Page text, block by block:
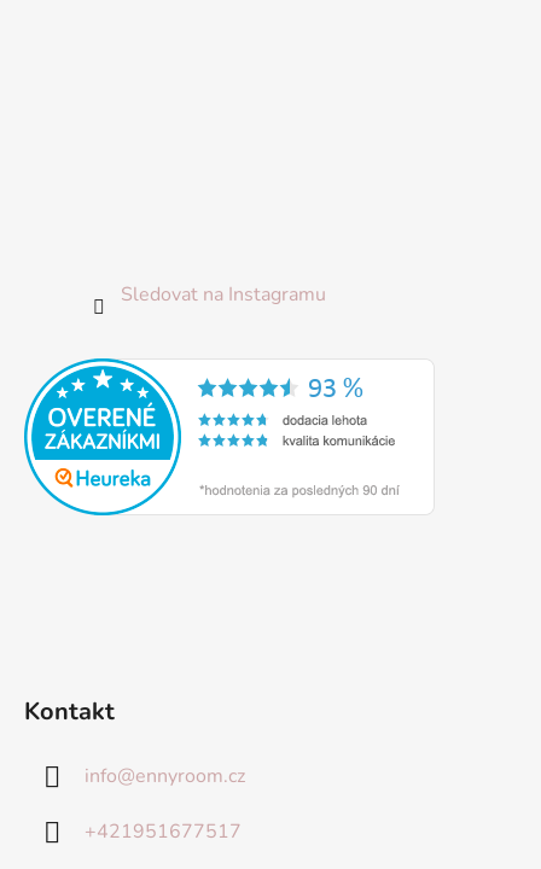
Sledovat na Instagramu
Kontakt
info@ennyroom.cz
+421951677517